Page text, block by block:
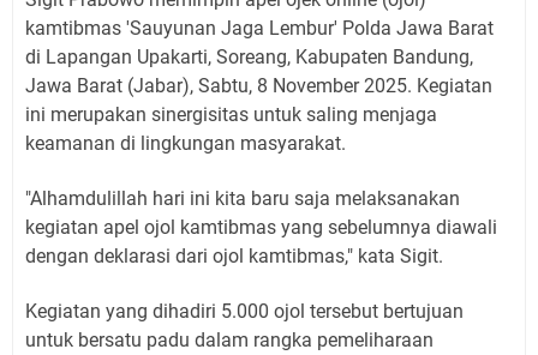
kamtibmas 'Sauyunan Jaga Lembur' Polda Jawa Barat
di Lapangan Upakarti, Soreang, Kabupaten Bandung,
Jawa Barat (Jabar), Sabtu, 8 November 2025. Kegiatan
ini merupakan sinergisitas untuk saling menjaga
keamanan di lingkungan masyarakat.
"Alhamdulillah hari ini kita baru saja melaksanakan
kegiatan apel ojol kamtibmas yang sebelumnya diawali
dengan deklarasi dari ojol kamtibmas," kata Sigit.
Kegiatan yang dihadiri 5.000 ojol tersebut bertujuan
untuk bersatu padu dalam rangka pemeliharaan